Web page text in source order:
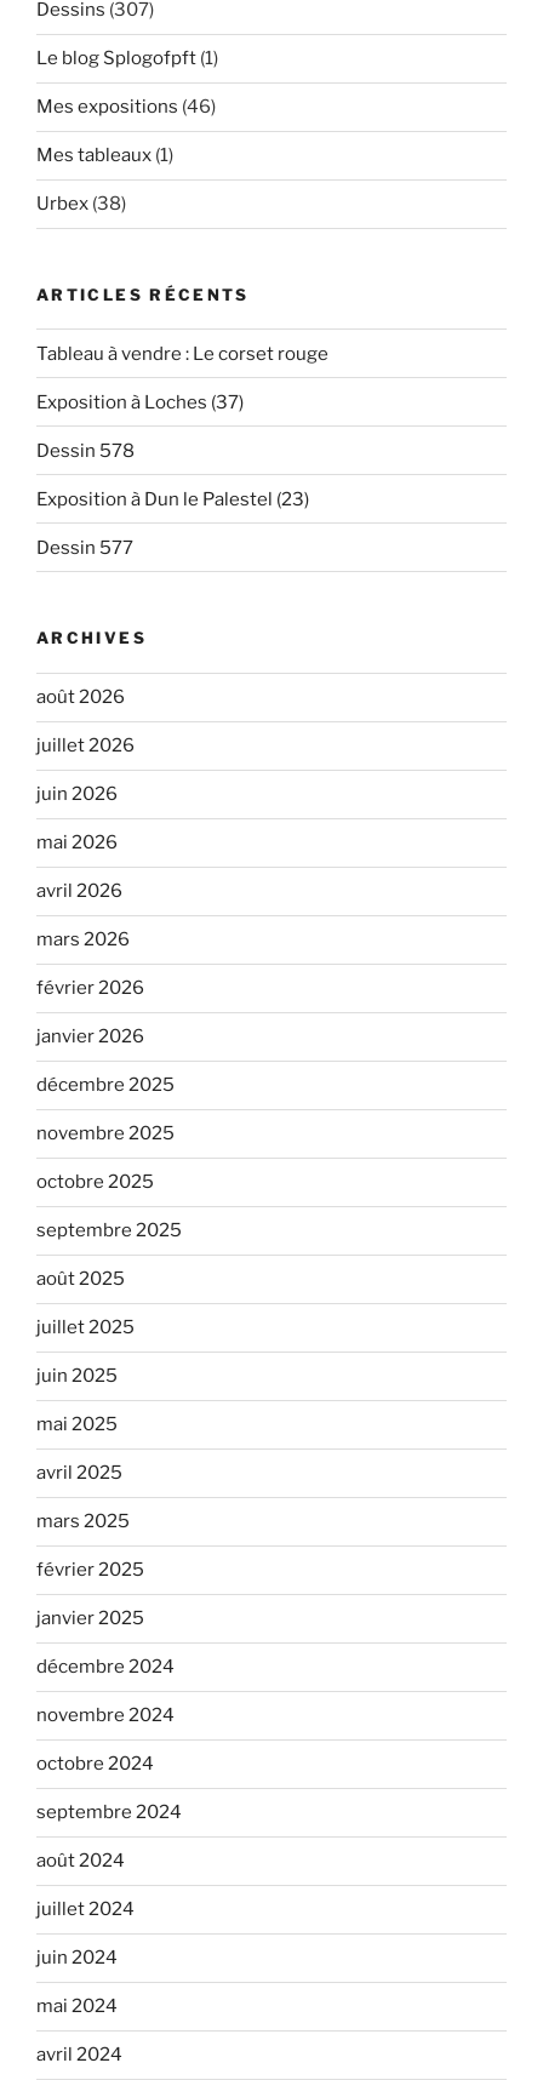
Dessins (307)
Le blog Splogofpft (1)
Mes expositions (46)
Mes tableaux (1)
Urbex (38)
ARTICLES RÉCENTS
Tableau à vendre : Le corset rouge
Exposition à Loches (37)
Dessin 578
Exposition à Dun le Palestel (23)
Dessin 577
ARCHIVES
août 2026
juillet 2026
juin 2026
mai 2026
avril 2026
mars 2026
février 2026
janvier 2026
décembre 2025
novembre 2025
octobre 2025
septembre 2025
août 2025
juillet 2025
juin 2025
mai 2025
avril 2025
mars 2025
février 2025
janvier 2025
décembre 2024
novembre 2024
octobre 2024
septembre 2024
août 2024
juillet 2024
juin 2024
mai 2024
avril 2024